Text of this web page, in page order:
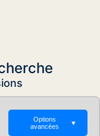
Options
avancées
▼